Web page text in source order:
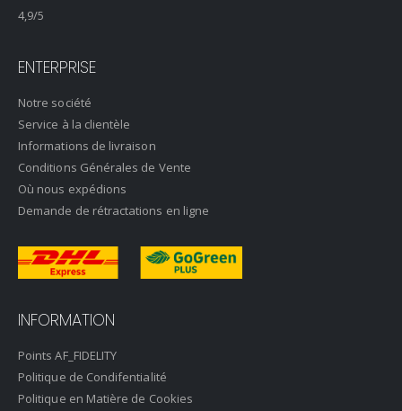
4,9/5
ENTERPRISE
Notre société
Service à la clientèle
Informations de livraison
Conditions Générales de Vente
Où nous expédions
Demande de rétractations en ligne
INFORMATION
Points AF_FIDELITY
Politique de Condifentialité
Politique en Matière de Cookies